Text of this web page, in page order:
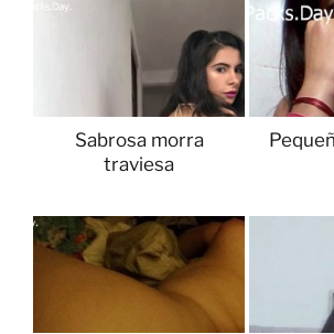
Sabrosa morra
traviesa